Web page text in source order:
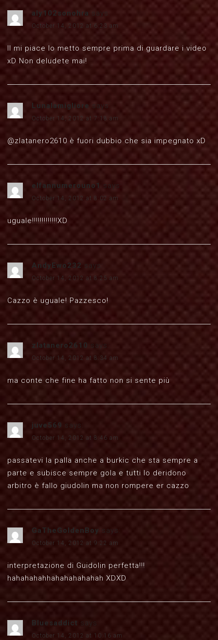
aly102sonohra says:
October 14, 2012 at 6:23 am
Il mi piace lo metto sempre prima di guardare i video
xD Non deludete mai!
Lunalamigliore says:
October 14, 2012 at 7:18 am
@zlatanero2610 è fuori dubbio che sia impegnato xD
elfannumerouno1 says:
October 14, 2012 at 8:02 am
uguale!!!!!!!!!!!!!XD
AndyEwo232 says:
October 14, 2012 at 8:25 am
Cazzo è uguale! Pazzesco!
zlatanero2610 says:
October 14, 2012 at 8:34 am
ma conte che fine ha fatto non si sente più
juve569 says:
October 14, 2012 at 8:46 am
passatevi la palla anche a burkic che sta sempre a
parte e subisce sempre gola e tutti lo deridono
arbitro è fallo giudolin ma non rompere er cazzo
GaTheGoldenBoy says:
October 14, 2012 at 9:22 am
interpretazione di Guidolin perfetta!!!
hahahahahhahahahahahah XDXD
Bluesaddict says:
October 14, 2012 at 10:16 am